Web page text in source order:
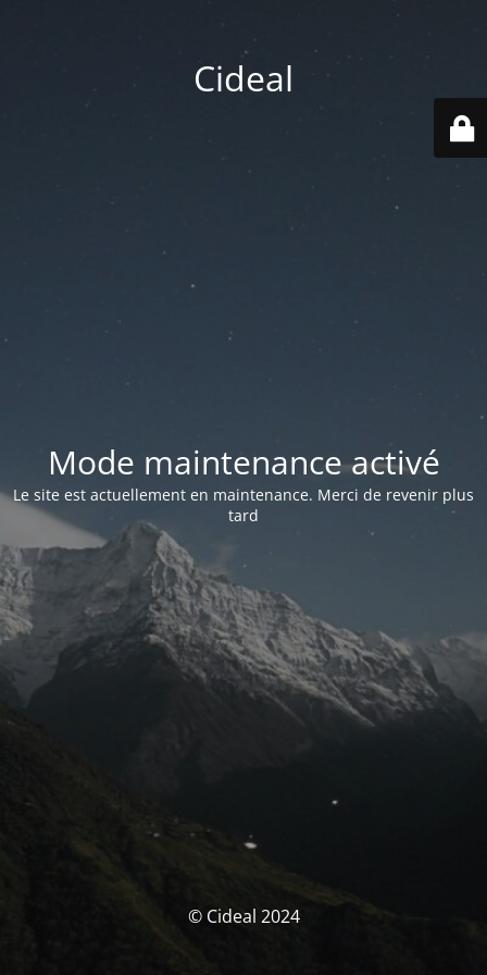
Cideal
Mode maintenance activé
Le site est actuellement en maintenance. Merci de revenir plus
tard
© Cideal 2024